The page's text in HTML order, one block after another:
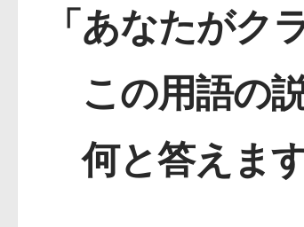
「あなたがク
この用語の
何と答えます